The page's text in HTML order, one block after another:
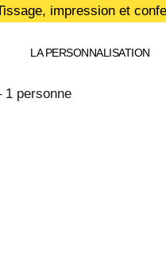
impression et
LA PERSONNALISATION
1 personne